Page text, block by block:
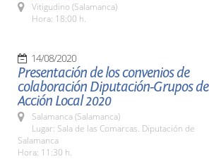
Vitigudino (Salamanca)
Hora: 18:00 h.
14/08/2020
Presentación de los convenios de
colaboración Diputación-Grupos de
Acción Local 2020
Salamanca (Salamanca)
Lugar: Sala de las Comarcas. Diputación de
Salamanca
Hora: 11:30 h.